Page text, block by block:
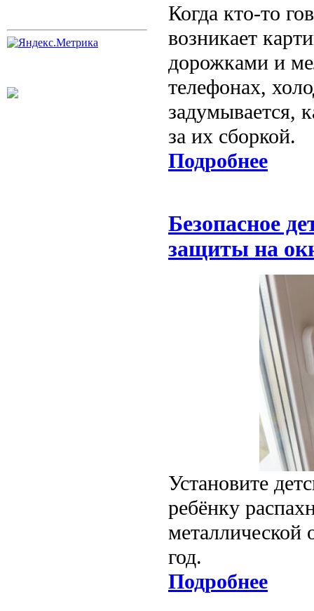
Когда кто-то
возникает
дорожками и
телефонах,
задумывается,
за их сборкой.
Подробнее
Безопасное
защиты на
Установите
ребёнку
металлической
год.
Подробнее